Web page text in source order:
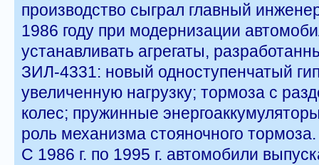
производство сыграл главный
1986 году при модернизации
устанавливать агрегаты,
ЗИЛ-4331: новый одноступенчатый
увеличенную нагрузку; тормоза с
колес; пружинные
роль механизма стояночного тормоза.
С 1986 г. по 1995 г. автомобили